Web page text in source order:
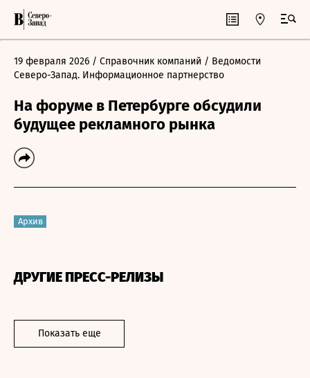
19 февраля 2026 / Справочник компаний / Ведомости
Северо-Запад. Информационное партнерство
На форуме в Петербурге обсудили
будущее рекламного рынка
Архив
ДРУГИЕ ПРЕСС-РЕЛИЗЫ
Показать еще